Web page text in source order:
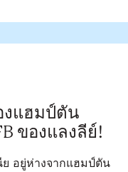
งแฮมป์ตัน
ของแลงลีย์!
ย อยู่ห่างจากแฮมป์ตัน